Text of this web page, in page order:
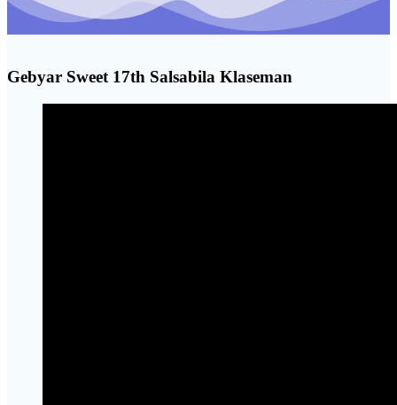
Gebyar Sweet 17th Salsabila Klaseman